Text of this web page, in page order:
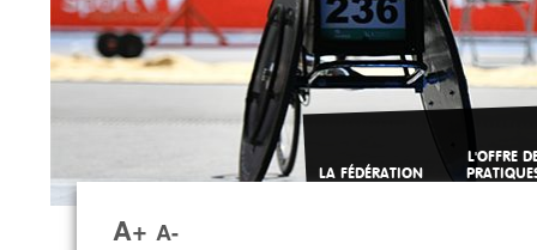
LA FÉDÉRATION
L'OFFRE
A+ A-